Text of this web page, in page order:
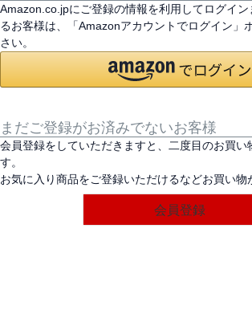
Amazon.co.jpにご登録の情報を利用してログイ
るお客様は、「Amazonアカウントでログイン」
さい。
まだご登録がお済みでないお客様
会員登録をしていただきますと、二度目のお買い
す。
お気に入り商品をご登録いただけるなどお買い物
会員登録